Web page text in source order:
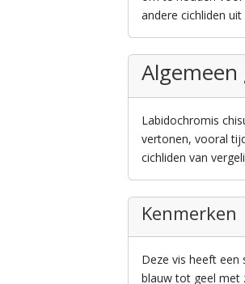
andere cichliden
Algemeen
Labidochromis
vertonen, vooral
cichliden van
Kenmerken
Deze vis heeft een
blauw tot geel met